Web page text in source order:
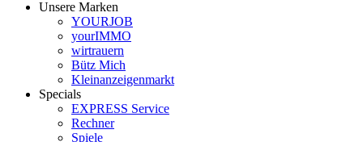
Unsere Marken
YOURJOB
yourIMMO
wirtrauern
Bütz Mich
Kleinanzeigenmarkt
Specials
EXPRESS Service
Rechner
Spiele